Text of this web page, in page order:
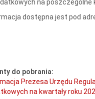
na poszczególne
dostępna jest pod
do pobrania:
Prezesa Urzędu
na kwartały roku